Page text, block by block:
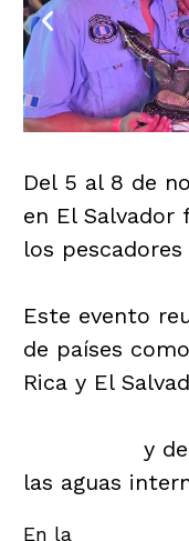
Del 5 al 8 de
en El
los
Este evento
de países
Rica y El
y
las aguas
En la